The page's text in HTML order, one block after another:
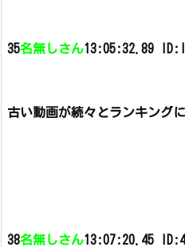
35名無しさん13:05:32.89
古い動画が続々とランキング
38名無しさん13:07:20.45